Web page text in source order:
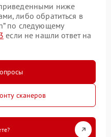
ниже
либо обратиться в
по следующему
если не нашли ответ на
сканеров